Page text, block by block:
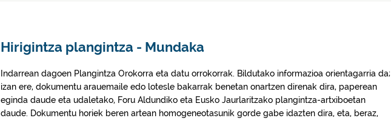
Hirigintza plangintza - Mundaka
Indarrean dagoen Plangintza Orokorra eta datu orrokorrak. Bildutako informazioa orientagarria da;
izan ere, dokumentu arauemaile edo lotesle bakarrak benetan onartzen direnak dira, paperean
eginda daude eta udaletako, Foru Aldundiko eta Eusko Jaurlaritzako plangintza-artxiboetan
daude. Dokumentu horiek beren artean homogeneotasunik gorde gabe idazten dira, eta, beraz,